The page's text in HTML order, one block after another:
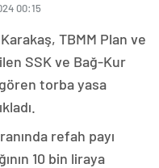
00:15
TBMM Plan ve
SSK ve Bağ-Kur
torba yasa
refah payı
10 bin liraya